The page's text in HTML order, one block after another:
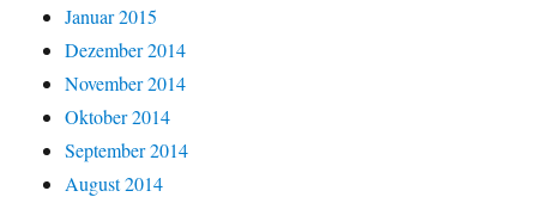
Januar 2015
Dezember 2014
November 2014
Oktober 2014
September 2014
August 2014